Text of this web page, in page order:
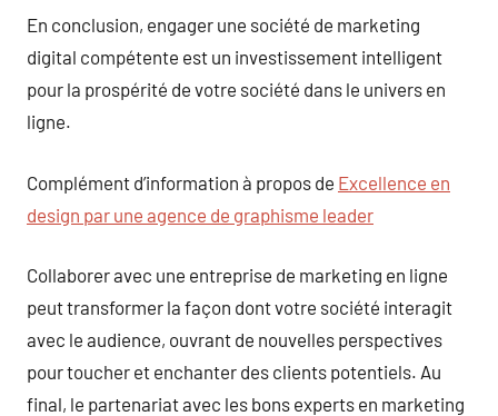
En conclusion, engager une société de marketing
digital compétente est un investissement intelligent
pour la prospérité de votre société dans le univers en
ligne.
Complément d’information à propos de Excellence en
design par une agence de graphisme leader
Collaborer avec une entreprise de marketing en ligne
peut transformer la façon dont votre société interagit
avec le audience, ouvrant de nouvelles perspectives
pour toucher et enchanter des clients potentiels. Au
final, le partenariat avec les bons experts en marketing